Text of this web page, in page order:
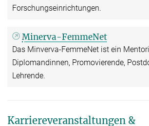
Forschungseinrichtungen.
Minerva-FemmeNet
Das Minverva-FemmeNet ist ein
Diplomandinnen, Promovierende,
Lehrende.
Karriereveranstaltungen &